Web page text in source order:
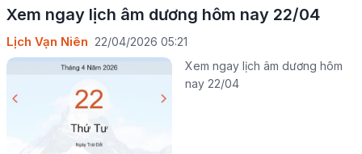
Xem ngay lịch âm dương hôm nay 22/04
Lịch Vạn Niên 22/04/2026 05:21
Xem ngay lịch âm dương hôm
nay 22/04